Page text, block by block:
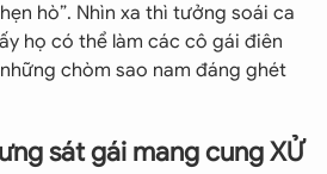
hò”. Nhìn xa thì tưởng soái ca
họ có thể làm các cô gái điên
chòm sao nam đáng ghét
sát gái mang cung XỬ